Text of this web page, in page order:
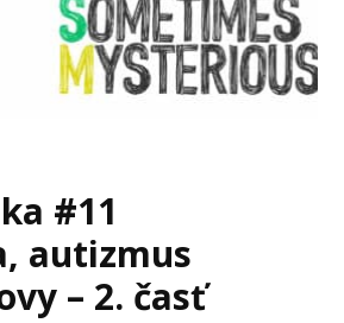
#11
autizmus
– 2. časť